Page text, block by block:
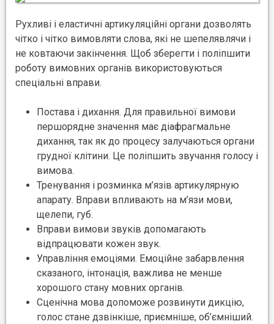
Рухливі і еластичні артикуляційні органи дозволять
чітко і чітко вимовляти слова, які не шепелявлячи і
не ковтаючи закінчення. Щоб зберегти і поліпшити
роботу вимовних органів використовуються
спеціальні вправи.
Постава і дихання. Для правильної вимови
першорядне значення має діафрагмальне
дихання, так як до процесу залучаються органи
грудної клітини. Це поліпшить звучання голосу і
вимова.
Тренування і розминка м’язів артикулярную
апарату. Вправи впливають на м’язи мови,
щелепи, губ.
Вправи вимови звуків допомагають
відпрацювати кожен звук.
Управління емоціями. Емоційне забарвлення
сказаного, інтонація, важлива не менше
хорошого стану мовних органів.
Сценічна мова допоможе розвинути дикцію,
голос стане дзвінкіше, приємніше, об’ємніший.